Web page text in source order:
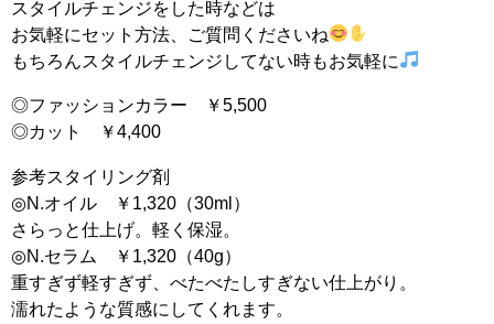
スタイルチェンジをした時などは
お気軽にセット方法、ご質問くださいね
もちろんスタイルチェンジしてない時もお気軽に
◎ファッションカラー ￥5,500
◎カット ￥4,400
参考スタイリング剤
◎N.オイル ￥1,320（30ml）
さらっと仕上げ。軽く保湿。
◎N.セラム ￥1,320（40g）
重すぎず軽すぎず、べたべたしすぎない仕上がり。
濡れたような質感にしてくれます。